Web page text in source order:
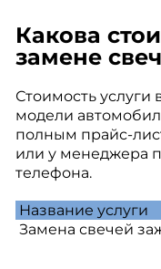
Какова
замене
Стоимость услуги
модели
полным прайс-
или у менеджера
телефона.
Название услуги
Замена свечей